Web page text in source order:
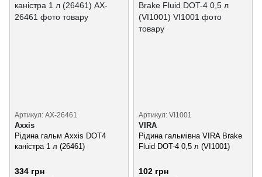
Артикул: AX-26461
Axxis
Рідина гальм Axxis DOT4
каністра 1 л (26461)
334 грн
Артикул: VI1001
VIRA
Рідина гальмівна VIRA Brake
Fluid DOT-4 0,5 л (VI1001)
102 грн